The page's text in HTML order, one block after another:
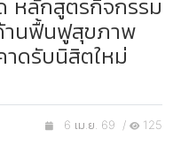
หลักสูตรกิจกรรม
านฟื้นฟูสุขภาพ
ดรับนิสิตใหม่
6 เม.ย. 69 / 125